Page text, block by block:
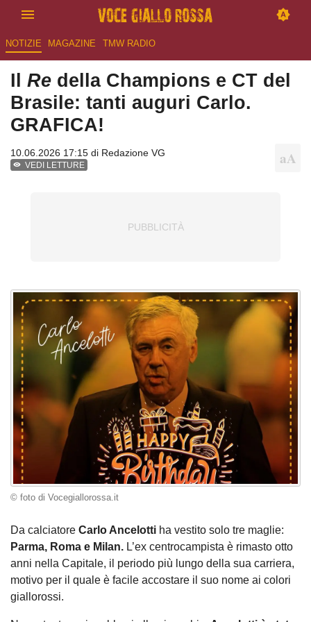
NOTIZIE MAGAZINE TMW RADIO
Il Re della Champions e CT del
Brasile: tanti auguri Carlo.
GRAFICA!
10.06.2026 17:15 di Redazione VG
VEDI LETTURE
© foto di Vocegiallorossa.it
Da calciatore Carlo Ancelotti ha vestito solo tre maglie:
Parma, Roma e Milan. L’ex centrocampista è rimasto otto
anni nella Capitale, il periodo più lungo della sua carriera,
motivo per il quale è facile accostare il suo nome ai colori
giallorossi.